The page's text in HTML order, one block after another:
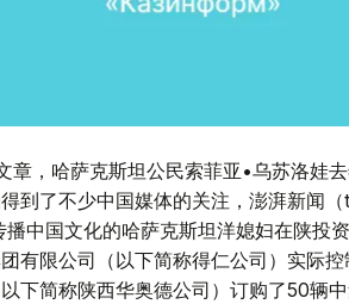
章，哈萨克斯坦公民索菲亚•乌苏洛娃
到了不少中国媒体的关注，澎湃新闻
中国文化的哈萨克斯坦洋媳妇在陕投
有限公司（以下简称得仁公司）实际
下简称陕西华奥德公司）订购了50辆